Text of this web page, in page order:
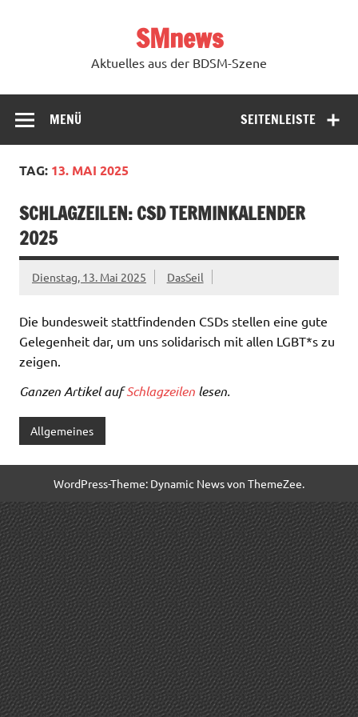
SMnews
Aktuelles aus der BDSM-Szene
SEITENLEISTE
MENÜ
TAG: 13. MAI 2025
SCHLAGZEILEN: CSD TERMINKALENDER
2025
Dienstag, 13. Mai 2025 DasSeil
Die bundesweit stattfindenden CSDs stellen eine gute
Gelegenheit dar, um uns solidarisch mit allen LGBT*s zu
zeigen.
Ganzen Artikel aufSchlagzeilen lesen.
Allgemeines
WordPress-Theme: Dynamic News von ThemeZee.